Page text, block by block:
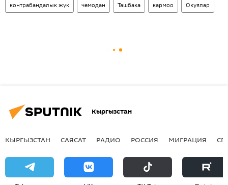
контрабандалык жүк чемодан Ташбака кармоо Окуялар
Кыргызстан
КЫРГЫЗСТАН САЯСАТ РАДИО РОССИЯ МИГРАЦИЯ